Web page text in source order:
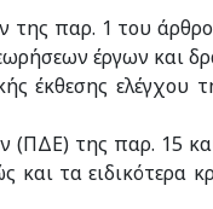
της παρ. 1 του
έργων και
έκθεσης ελέγχου
(ΠΔΕ) της παρ. 15
και τα ειδικότερα